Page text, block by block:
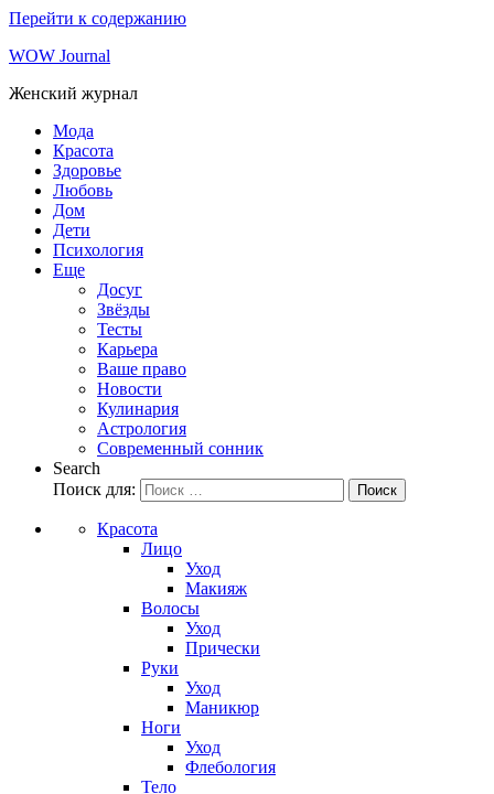
Перейти к содержанию
WOW Journal
Женский журнал
Мода
Красота
Здоровье
Любовь
Дом
Дети
Психология
Еще
Досуг
Звёзды
Тесты
Карьера
Ваше право
Новости
Кулинария
Астрология
Современный сонник
Search
Поиск для:
Поиск
Красота
Лицо
Уход
Макияж
Волосы
Уход
Прически
Руки
Уход
Маникюр
Ноги
Уход
Флебология
Тело